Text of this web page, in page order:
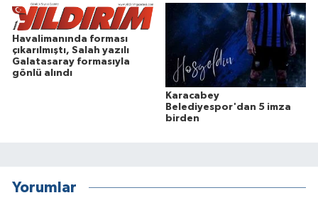
Havalimanında forması
çıkarılmıştı, Salah yazılı
Galatasaray formasıyla
gönlü alındı
Karacabey
Belediyespor'dan 5 imza
birden
Yorumlar